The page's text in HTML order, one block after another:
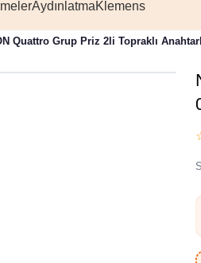
AydınlatmaKlemens
Quattro Grup Priz 2li Topraklı